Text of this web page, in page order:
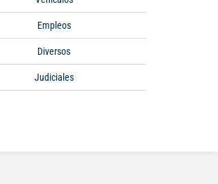
Empleos
Diversos
Judiciales